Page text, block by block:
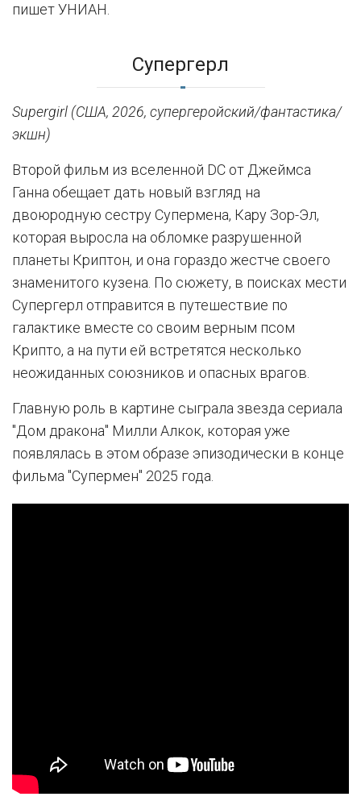
пишет УНИАН.
Супергерл
Supergirl (США, 2026, супергеройский/фантастика/
экшн)
Второй фильм из вселенной DC от Джеймса
Ганна обещает дать новый взгляд на
двоюродную сестру Супермена, Кару Зор-Эл,
которая выросла на обломке разрушенной
планеты Криптон, и она гораздо жестче своего
знаменитого кузена. По сюжету, в поисках мести
Супергерл отправится в путешествие по
галактике вместе со своим верным псом
Крипто, а на пути ей встретятся несколько
неожиданных союзников и опасных врагов.
Главную роль в картине сыграла звезда сериала
"Дом дракона" Милли Алкок, которая уже
появлялась в этом образе эпизодически в конце
фильма "Супермен" 2025 года.